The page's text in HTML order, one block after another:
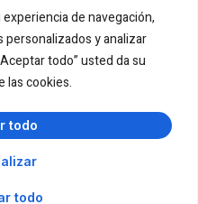
de navegación,
y analizar
todo” usted da su
las cookies.
todo
todo